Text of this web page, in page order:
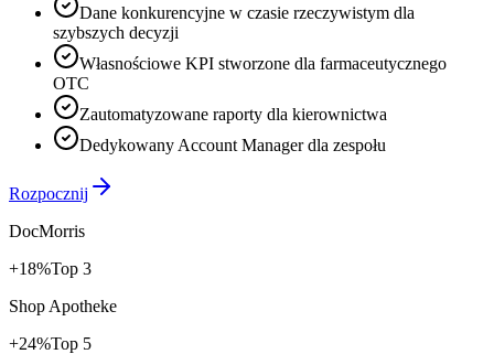
Dane konkurencyjne w czasie rzeczywistym dla
szybszych decyzji
Własnościowe KPI stworzone dla farmaceutycznego
OTC
Zautomatyzowane raporty dla kierownictwa
Dedykowany Account Manager dla zespołu
Rozpocznij
DocMorris
+18%Top 3
Shop Apotheke
+24%Top 5